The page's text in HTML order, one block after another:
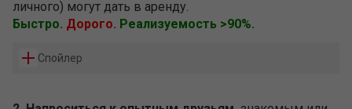
личного) могут дать в аренду.
Быстро. Дорого. Реализуемость >90%.
Спойлер